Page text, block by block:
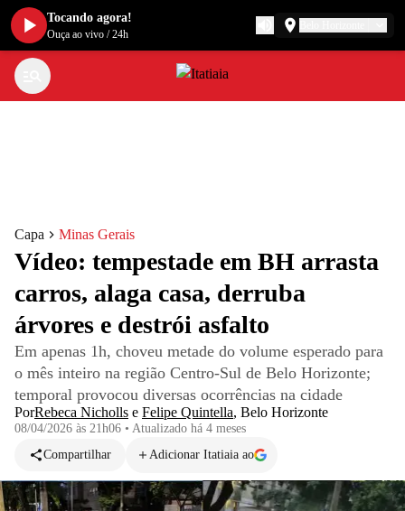
Capa Minas Gerais
Vídeo: tempestade em BH arrasta
carros, alaga casa, derruba
árvores e destrói asfalto
Em apenas 1h, choveu metade do volume esperado para
o mês inteiro na região Centro-Sul de Belo Horizonte;
temporal provocou diversas ocorrências na cidade
PorRebeca Nicholls e Felipe Quintella, Belo Horizonte
08/04/2026 às 21h06 • Atualizado há 4 meses
Compartilhar
Adicionar Itatiaia ao
Tocando agora!
Ouça ao vivo /24h